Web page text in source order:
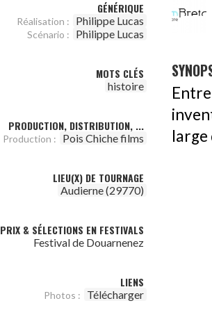
GÉNÉRIQUE
Réalisation : Philippe Lucas
Scénario : Philippe Lucas
MOTS CLÉS
histoire
PRODUCTION, DISTRIBUTION, ...
Production : Pois Chiche films
LIEU(X) DE TOURNAGE
Audierne (29770)
PRIX & SÉLECTIONS EN FESTIVALS
Festival de Douarnenez
LIENS
Photos : Télécharger
large